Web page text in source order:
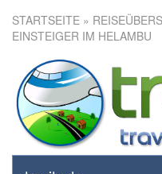
STARTSEITE »
EINSTEIGER IM HELAMBU
Nepal –
im